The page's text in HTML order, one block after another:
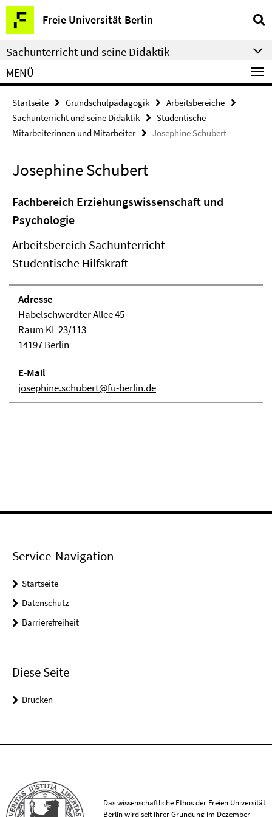
Springe
direkt
zu
Inhalt
Freie Universität Berlin
Service-
Navigation
Sachunterricht und seine Didaktik
MENÜ
Startseite Grundschulpädagogik
Arbeitsbereiche
Sachunterricht und seine Didaktik
Studentische
Mitarbeiterinnen und Mitarbeiter
Josephine Schubert
Josephine Schubert
Fachbereich Erziehungswissenschaft und
Psychologie
Arbeitsbereich Sachunterricht
Studentische Hilfskraft
Adresse
Habelschwerdter Allee 45
Raum KL 23/113
14197 Berlin
E-Mail
josephine.schubert@fu-berlin.de
Service-Navigation
Startseite
Datenschutz
Barrierefreiheit
Diese Seite
Drucken
Das wissenschaftliche Ethos der Freien Universität
Berlin wird seit ihrer Gründung im Dezember